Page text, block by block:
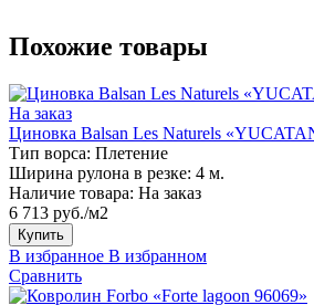
Похожие товары
На заказ
Циновка Balsan Les Naturels
Тип ворса: Плетение
Ширина рулона в резке: 4 м.
Наличие товара: На заказ
6 713 руб./м2
Купить
В избранное В избранном
Сравнить